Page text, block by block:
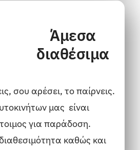
Άμεσα
διαθέσιμα
σου αρέσει, το παίρνεις.
μας είναι
για παράδοση.
καθώς και